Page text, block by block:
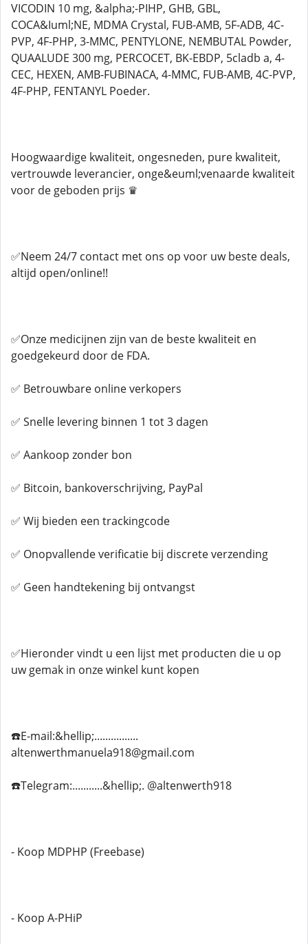
VICODIN 10 mg, &alpha;-PIHP, GHB, GBL,
COCA&Iuml;NE, MDMA Crystal, FUB-AMB, 5F-ADB, 4C-
PVP, 4F-PHP, 3-MMC, PENTYLONE, NEMBUTAL Powder,
QUAALUDE 300 mg, PERCOCET, BK-EBDP, 5cladb a, 4-
CEC, HEXEN, AMB-FUBINACA, 4-MMC, FUB-AMB, 4C-PVP,
4F-PHP, FENTANYL Poeder.
Hoogwaardige kwaliteit, ongesneden, pure kwaliteit,
vertrouwde leverancier, onge&euml;venaarde kwaliteit
voor de geboden prijs ♛
✅Neem 24/7 contact met ons op voor uw beste deals,
altijd open/online!!
✅Onze medicijnen zijn van de beste kwaliteit en
goedgekeurd door de FDA.
✅ Betrouwbare online verkopers
✅ Snelle levering binnen 1 tot 3 dagen
✅ Aankoop zonder bon
✅ Bitcoin, bankoverschrijving, PayPal
✅ Wij bieden een trackingcode
✅ Onopvallende verificatie bij discrete verzending
✅ Geen handtekening bij ontvangst
✅Hieronder vindt u een lijst met producten die u op
uw gemak in onze winkel kunt kopen
☎️E-mail:&hellip;................
altenwerthmanuela918@gmail.com
☎️Telegram:...........&hellip;. @altenwerth918
- Koop MDPHP (Freebase)
- Koop A-PHiP